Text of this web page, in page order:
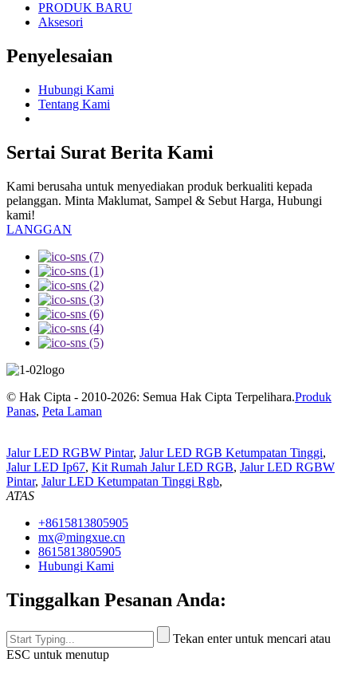
PRODUK BARU
Aksesori
Penyelesaian
Hubungi Kami
Tentang Kami
Sertai Surat Berita Kami
Kami berusaha untuk menyediakan produk berkualiti kepada
pelanggan. Minta Maklumat, Sampel & Sebut Harga, Hubungi
kami!
LANGGAN
© Hak Cipta - 2010-2026: Semua Hak Cipta Terpelihara.Produk
Panas, Peta Laman
Jalur LED RGBW Pintar, Jalur LED RGB Ketumpatan Tinggi,
Jalur LED Ip67, Kit Rumah Jalur LED RGB, Jalur LED RGBW
Pintar, Jalur LED Ketumpatan Tinggi Rgb,
ATAS
+8615813805905
mx@mingxue.cn
8615813805905
Hubungi Kami
Tinggalkan Pesanan Anda:
Tekan enter untuk mencari atau
ESC untuk menutup